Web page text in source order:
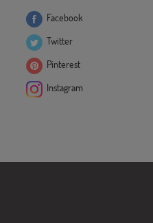
Facebook
Twitter
Pinterest
Instagram